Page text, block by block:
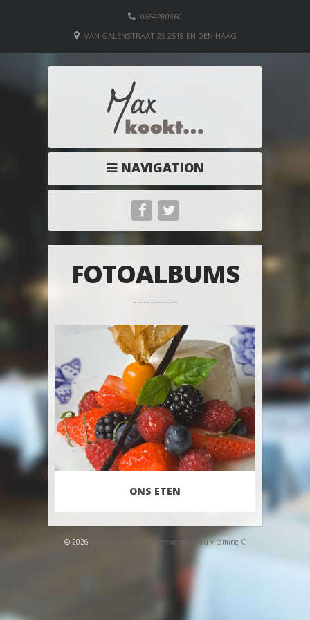
0654280860
VAN GALENSTRAAT 25 2518 EN DEN HAAG
NAVIGATION
FOTOALBUMS
ONS ETEN
© 2026 Webdevelopment by ontwerpbureau vitamine C